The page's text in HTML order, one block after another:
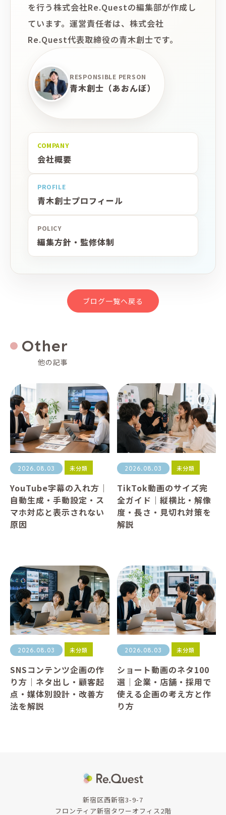
を行う株式会社Re.Questの編集部が作成し
ています。運営責任者は、株式会社
Re.Quest代表取締役の青木創士です。
RESPONSIBLE PERSON
青木創士（あおんぼ）
COMPANY
会社概要
PROFILE
青木創士プロフィール
POLICY
編集方針・監修体制
ブログ一覧へ戻る
Other
他の記事
2026.08.03 未分類
YouTube字幕の入れ方｜
自動生成・手動設定・ス
マホ対応と表示されない
原因
2026.08.03 未分類
TikTok動画のサイズ完
全ガイド｜縦横比・解像
度・長さ・見切れ対策を
解説
2026.08.03 未分類
SNSコンテンツ企画の作
り方｜ネタ出し・顧客起
点・媒体別設計・改善方
法を解説
2026.08.03 未分類
ショート動画のネタ100
選｜企業・店舗・採用で
使える企画の考え方と作
り方
新宿区西新宿3-9-7
フロンティア新宿タワーオフィス2階